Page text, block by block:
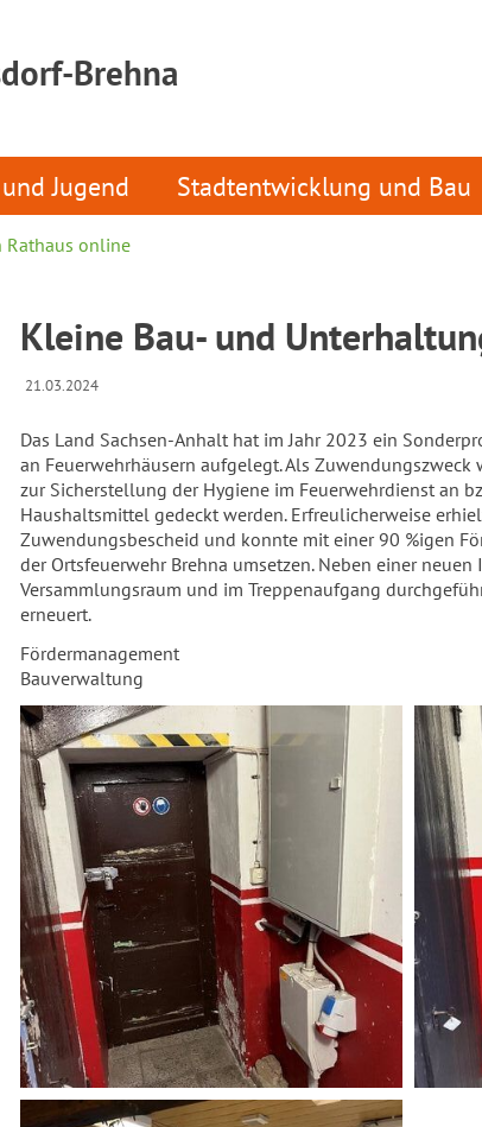
Brehna
Jugend Stadtentwicklung und Bau
Rathaus online
Kleine Bau- und
21.03.2024
Das Land Sachsen-Anhalt hat im Jahr 2023 ein
an Feuerwehrhäusern aufgelegt. Als
zur Sicherstellung der Hygiene im Feuerwehrdienst an
Haushaltsmittel gedeckt werden. Erfreulicherweise
Zuwendungsbescheid und konnte mit einer 90 %igen
der Ortsfeuerwehr Brehna umsetzen. Neben einer
Versammlungsraum und im Treppenaufgang
erneuert.
Fördermanagement
Bauverwaltung